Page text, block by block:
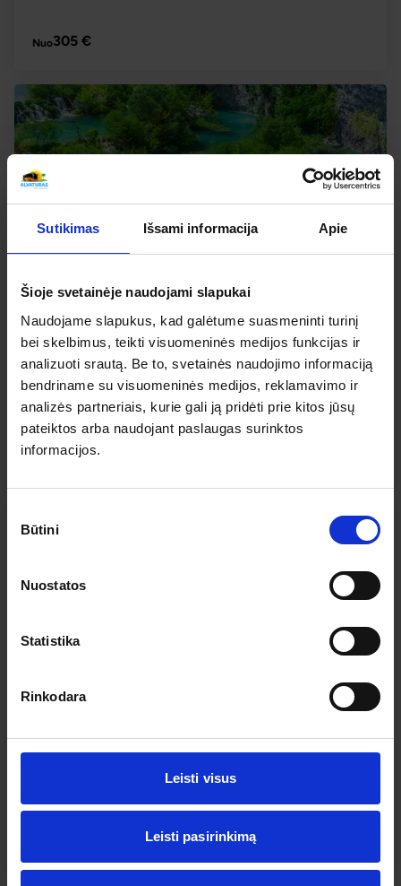
Sutikimas Išsami informacija Apie
Šioje svetainėje naudojami slapukai
Naudojame slapukus, kad galėtume suasmeninti turinį
bei skelbimus, teikti visuomeninės medijos funkcijas ir
analizuoti srautą. Be to, svetainės naudojimo informaciją
bendriname su visuomeninės medijos, reklamavimo ir
analizės partneriais, kurie gali ją pridėti prie kitos jūsų
pateiktos arba naudojant paslaugas surinktos
informacijos.
pasirinkimas
Būtini
Nuostatos
Statistika
Rinkodara
Leisti visus
Leisti pasirinkimą
Nuo305 €
4.9 Top
Rojus žemėje prie Adrijos jūros – Centrinė
Kroatija
2026.09.05– 09.13 Liko 5 vietos 728 €
reikalinga pavienė moteris ir pavienis vyras
728 €
-2% nuolaida TIK internetu
žvaigždėmis
Yra 10+ vietų